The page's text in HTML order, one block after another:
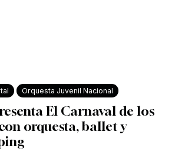
Orquesta Juvenil Nacional
El Carnaval de los
orquesta, ballet y